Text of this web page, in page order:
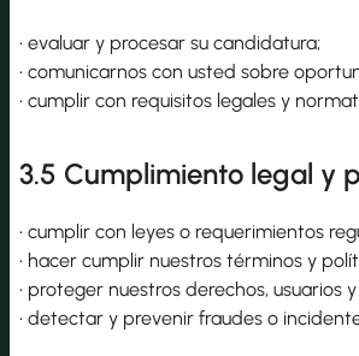
• evaluar y procesar su candidatura;
• comunicarnos con usted sobre
• cumplir con requisitos legales y
3.5 Cumplimiento legal y
• cumplir con leyes o requerimientos
• hacer cumplir nuestros términos y
• proteger nuestros derechos, usuarios
• detectar y prevenir fraudes o